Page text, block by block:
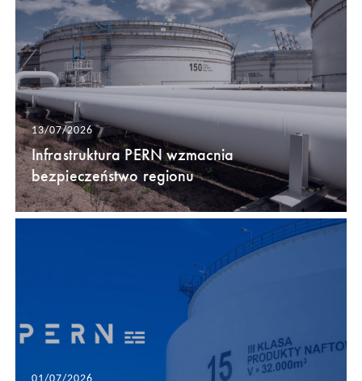
13/07/2026
Infrastruktura PERN wzmacnia
bezpieczeństwo regionu